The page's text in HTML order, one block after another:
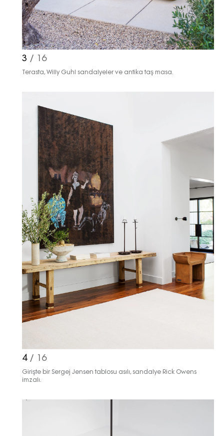
3 / 16
Terasta, Willy Guhl sandalyeler ve antika taş masa.
4/ 16
Girişte bir Sergej Jensen tablosu asılı, sandalye Rick Owens
imzalı.